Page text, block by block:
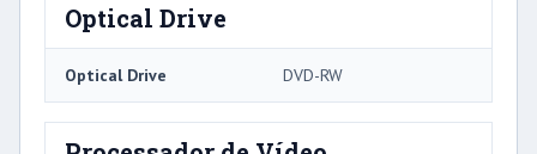
Optical Drive
Optical Drive DVD-RW